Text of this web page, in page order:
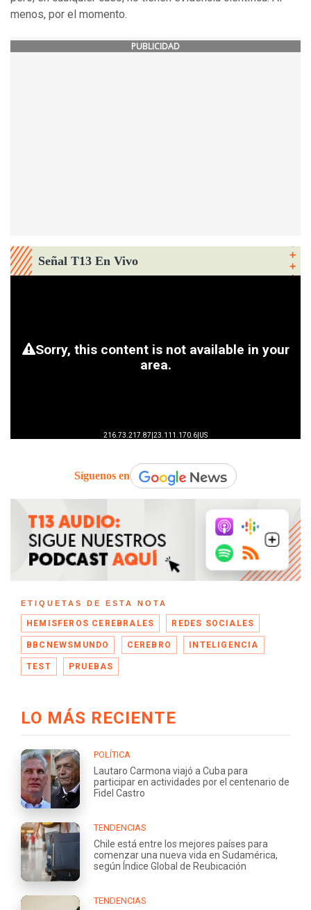
menos, por el momento.
PUBLICIDAD
Señal T13 En Vivo
Síguenos en
ETIQUETAS DE ESTA NOTA
HEMISFEROS CEREBRALES REDES SOCIALES
BBCNEWSMUNDO CEREBRO INTELIGENCIA
TEST PRUEBAS
LO MÁS RECIENTE
POLÍTICA
Lautaro Carmona viajó a Cuba para
participar en actividades por el centenario de
Fidel Castro
TENDENCIAS
Chile está entre los mejores países para
comenzar una nueva vida en Sudamérica,
según Índice Global de Reubicación
TENDENCIAS